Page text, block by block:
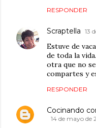
RESPONDER
Scraptella 13
Estuve de
de toda la
otra que no
compartes y
RESPONDER
Cocinando
14 de mayo de